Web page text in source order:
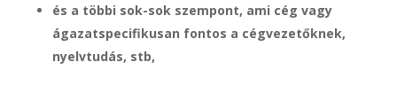
és a többi sok-sok szempont, ami cég vagy
ágazatspecifikusan fontos a cégvezetőknek,
nyelvtudás, stb,